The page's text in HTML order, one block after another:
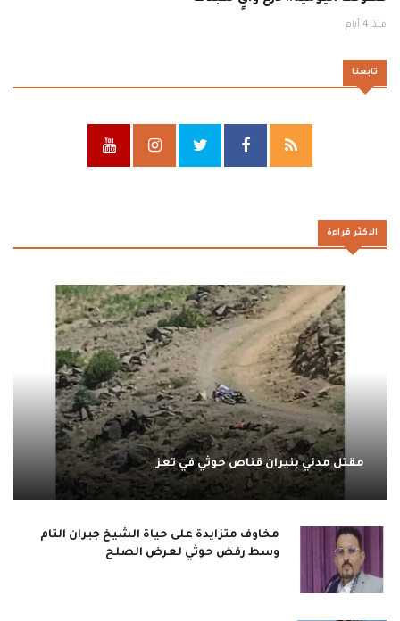
منذ 4 أيام
تابعنا
الاكثر قراءة
مقتل مدني بنيران قناص حوثي في تعز
مخاوف متزايدة على حياة الشيخ جبران التام
وسط رفض حوثي لعرض الصلح